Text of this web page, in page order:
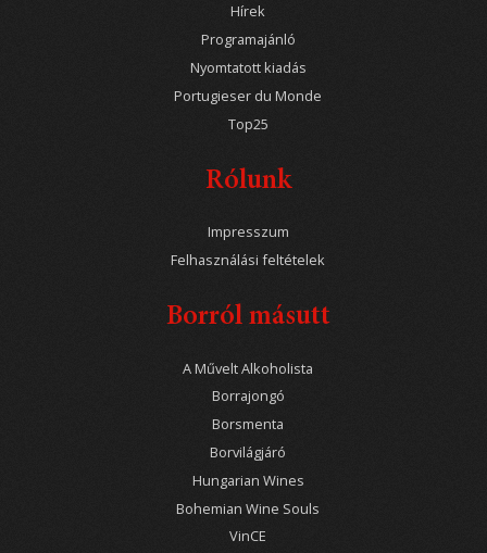
Hírek
Programajánló
Nyomtatott kiadás
Portugieser du Monde
Top25
Rólunk
Impresszum
Felhasználási feltételek
Borról másutt
A Művelt Alkoholista
Borrajongó
Borsmenta
Borvilágjáró
Hungarian Wines
Bohemian Wine Souls
VinCE